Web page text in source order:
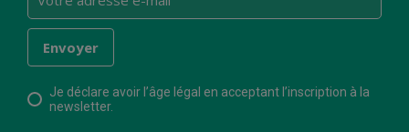
Je déclare avoir l’âge légal en acceptant l’inscription à la
newsletter.